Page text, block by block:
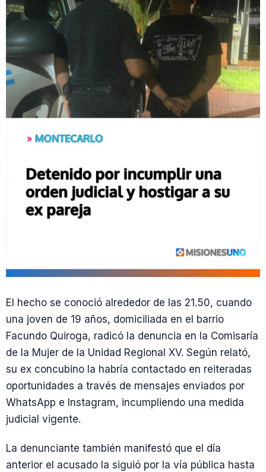
El hecho se conoció alrededor de las 21.50, cuando
una joven de 19 años, domiciliada en el barrio
Facundo Quiroga, radicó la denuncia en la Comisaría
de la Mujer de la Unidad Regional XV. Según relató,
su ex concubino la habría contactado en reiteradas
oportunidades a través de mensajes enviados por
WhatsApp e Instagram, incumpliendo una medida
judicial vigente.
La denunciante también manifestó que el día
anterior el acusado la siguió por la vía pública hasta